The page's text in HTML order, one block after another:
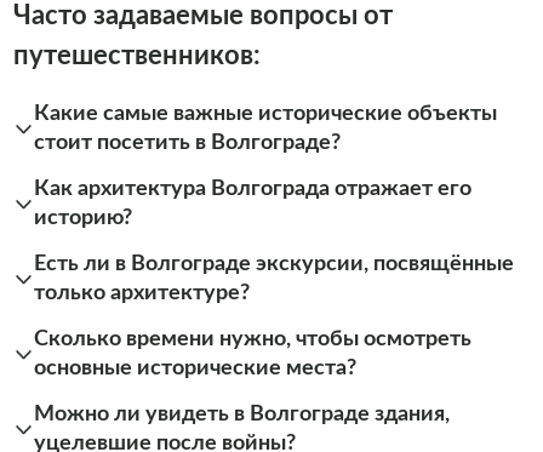
Часто задаваемые вопросы от
путешественников:
Какие самые важные исторические объекты
стоит посетить в Волгограде?
Как архитектура Волгограда отражает его
историю?
Есть ли в Волгограде экскурсии, посвящённые
только архитектуре?
Сколько времени нужно, чтобы осмотреть
основные исторические места?
Можно ли увидеть в Волгограде здания,
уцелевшие после войны?